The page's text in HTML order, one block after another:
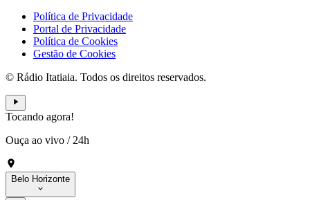
Política de Privacidade
Portal de Privacidade
Política de Cookies
Gestão de Cookies
© Rádio Itatiaia. Todos os direitos reservados.
Tocando agora!
Ouça ao vivo / 24h
Belo Horizonte